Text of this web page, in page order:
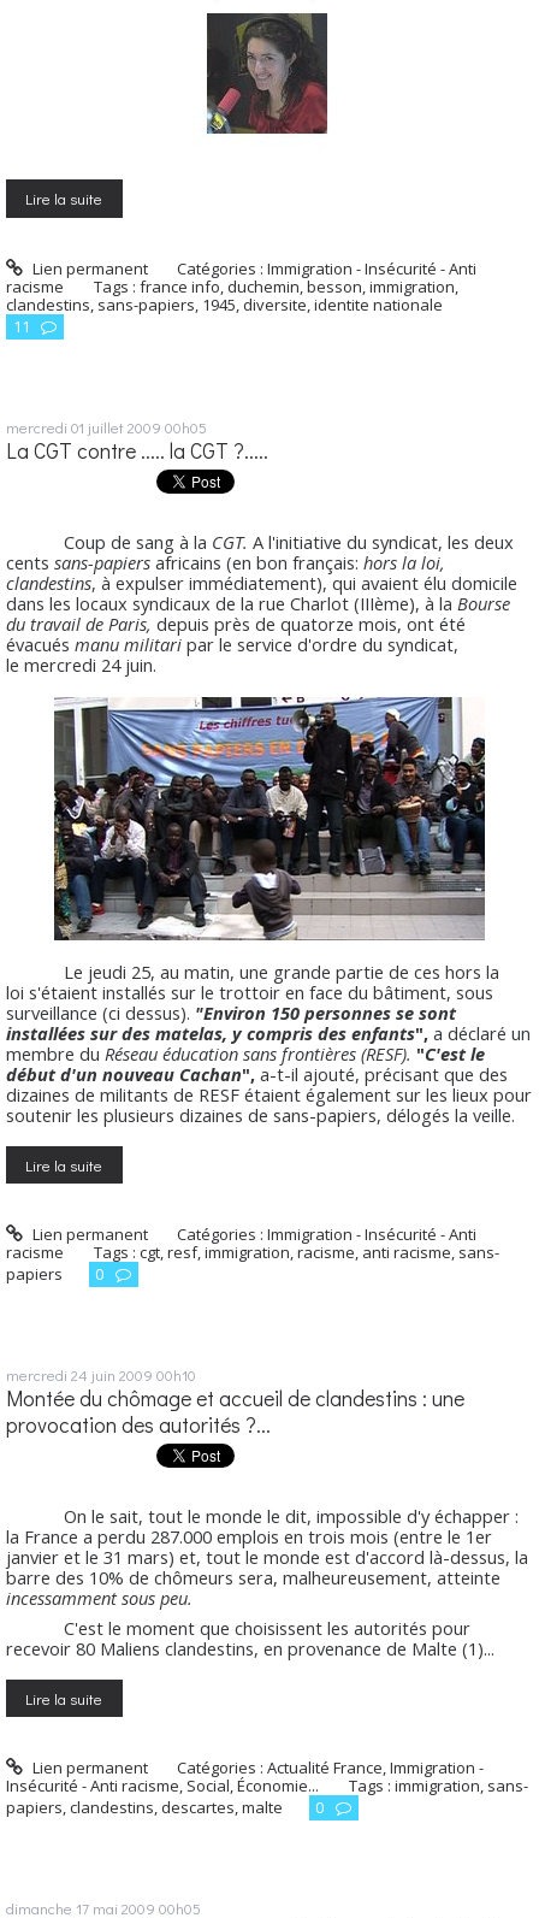
Lire la suite
Lien permanent Catégories :Immigration - Insécurité - Anti
racisme
Tags : france info, duchemin,besson,immigration,
clandestins, sans-papiers, 1945, diversite,identite nationale
11
mercredi 01 juillet 2009 00h05
La CGT contre ..... la CGT ?.....
Coup de sang à la CGT. A l'initiative du syndicat, les deux
cents sans-papiers africains (en bon français: hors la loi,
clandestins, à expulser immédiatement), qui avaient élu domicile
dans les locaux syndicaux de la rue Charlot (IIIème), à la Bourse
du travail de Paris, depuis près de quatorze mois, ont été
évacués manu militari par le service d'ordre du syndicat,
le mercredi 24 juin.
Le jeudi 25, au matin, une grande partie de ces hors la
loi s'étaient installés sur le trottoir en face du bâtiment, sous
surveillance (ci dessus). "Environ 150 personnes se sont
installées sur des matelas, y compris des enfants", a déclaré un
membre du Réseau éducation sans frontières (RESF). "C'est le
début d'un nouveau Cachan", a-t-il ajouté, précisant que des
dizaines de militants de RESF étaient également sur les lieux pour
soutenir les plusieurs dizaines de sans-papiers, délogés la veille.
Lire la suite
Lien permanent Catégories :Immigration - Insécurité - Anti
racisme
Tags : cgt,resf,immigration,racisme, anti racisme, sans-
papiers
0
mercredi 24 juin 2009 00h10
Montée du chômage et accueil de clandestins : une
provocation des autorités ?...
On le sait, tout le monde le dit, impossible d'y échapper :
la France a perdu 287.000 emplois en trois mois (entre le 1er
janvier et le 31 mars) et, tout le monde est d'accord là-dessus, la
barre des 10% de chômeurs sera, malheureusement, atteinte
incessamment sous peu.
C'est le moment que choisissent les autorités pour
recevoir 80 Maliens clandestins, en provenance de Malte (1)...
Lire la suite
Lien permanent Catégories :Actualité France,Immigration -
Insécurité - Anti racisme, Social, Économie... Tags : immigration, sans-
papiers,clandestins, descartes,malte 0
dimanche 17 mai 2009 00h05